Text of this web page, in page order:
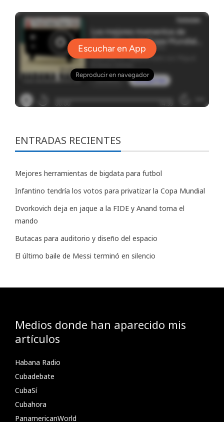
ENTRADAS RECIENTES
Mejores herramientas de bigdata para futbol
Infantino tendría los votos para privatizar la Copa Mundial
Dvorkovich deja en jaque a la FIDE y Anand toma el
mando
Butacas para auditorio y diseño del espacio
El último baile de Messi terminó en silencio
Medios donde han aparecido mis
artículos
Habana Radio
Cubadebate
CubaSí
Cubahora
PanamericanWorld